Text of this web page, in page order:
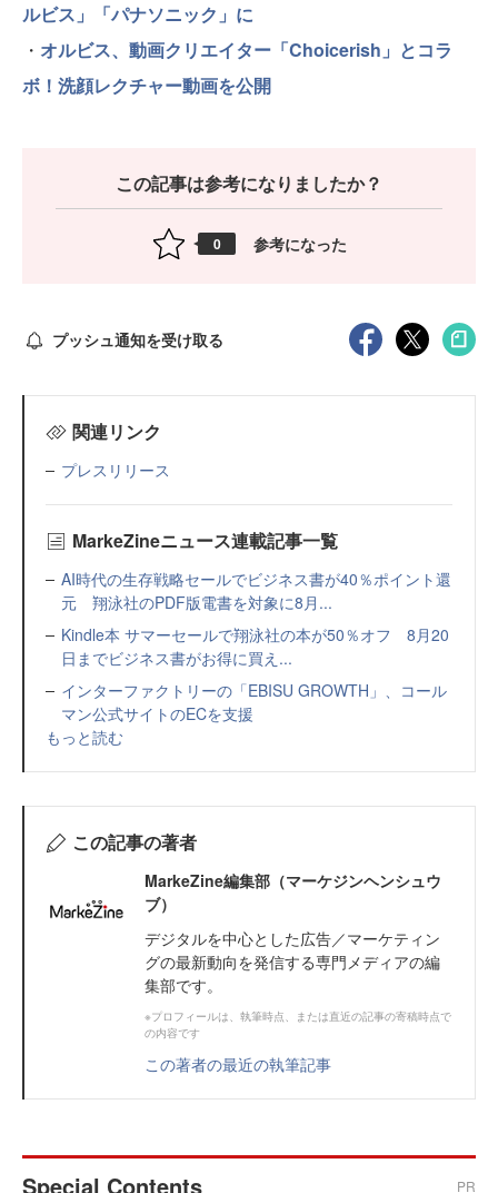
ルビス」「パナソニック」に
・ オルビス、動画クリエイター「Choicerish」とコラ
ボ！洗顔レクチャー動画を公開
この記事は参考になりましたか？
0 参考になった
プッシュ通知を受け取る
関連リンク
プレスリリース
MarkeZineニュース連載記事一覧
AI時代の生存戦略セールでビジネス書が40％ポイント還
元 翔泳社のPDF版電書を対象に8月...
Kindle本 サマーセールで翔泳社の本が50％オフ 8月20
日までビジネス書がお得に買え...
インターファクトリーの「EBISU GROWTH」、コール
マン公式サイトのECを支援
もっと読む
この記事の著者
MarkeZine編集部（マーケジンヘンシュウ
ブ）
デジタルを中心とした広告／マーケティン
グの最新動向を発信する専門メディアの編
集部です。
※プロフィールは、執筆時点、または直近の記事の寄稿時点で
の内容です
この著者の最近の執筆記事
Special Contents PR